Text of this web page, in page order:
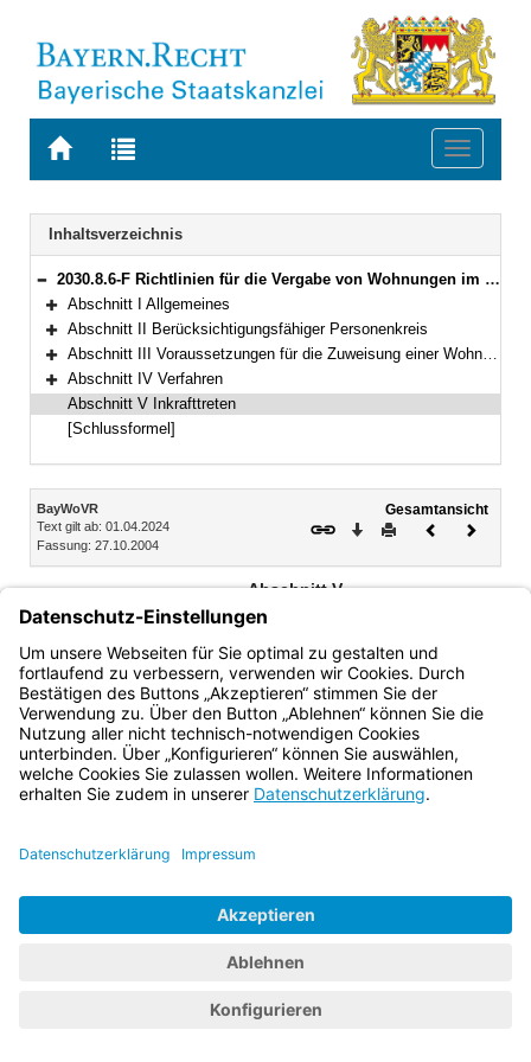
Zur
BAYERN.RECHT
Zur
letzten
Suche
Toggle
Navigation
Inhaltsverzeichnis
Bereich reduzieren
2030.8.6-F Richtlinien für die Vergabe von Wohnungen im Rahmen der staatlichen Wohnungsfürsorge (Bayerische Wohnungsvergaberichtlinien – BayWoVR) Bekanntmachung des Bayerischen Staatsministeriums der Finanzen vom 27. Oktober 2004, Az. 15 - VV 8036 - 1 - 26 043/04 (FMBl. 2005 S. 3)
Bereich erweitern
Abschnitt I Allgemeines
Bereich erweitern
Abschnitt II Berücksichtigungsfähiger Personenkreis
Bereich erweitern
Abschnitt III Voraussetzungen für die Zuweisung einer Wohnung
Bereich erweitern
Abschnitt IV Verfahren
Abschnitt V Inkrafttreten
[Schlussformel]
Inhalt
BayWoVR
Text gilt ab: 01.04.2024
Fassung: 27.10.2004
Gesamtansicht
Download
DruckenVorheriges
Abschnitt V
Inkrafttreten
Diese Richtlinien treten am 1. März 2005 in Kraft.
Bayern.de
BayernPortal
Datenschutz
Barrierefreiheit
Hilfe
Kontakt
Kontrastwechsel